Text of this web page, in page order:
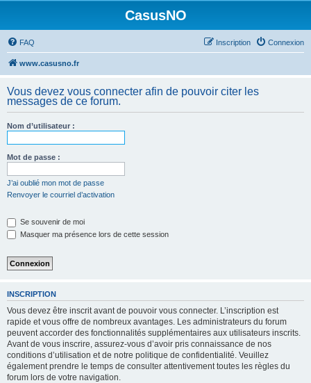
CasusNO
FAQ Connexion
Inscription
www.casusno.fr
Vous devez vous connecter afin de pouvoir citer les
messages de ce forum.
Nom d’utilisateur :
Mot de passe :
J’ai oublié mon mot de passe
Renvoyer le courriel d’activation
Se souvenir de moi
Masquer ma présence lors de cette session
INSCRIPTION
Vous devez être inscrit avant de pouvoir vous connecter. L’inscription est
rapide et vous offre de nombreux avantages. Les administrateurs du forum
peuvent accorder des fonctionnalités supplémentaires aux utilisateurs inscrits.
Avant de vous inscrire, assurez-vous d’avoir pris connaissance de nos
conditions d’utilisation et de notre politique de confidentialité. Veuillez
également prendre le temps de consulter attentivement toutes les règles du
forum lors de votre navigation.